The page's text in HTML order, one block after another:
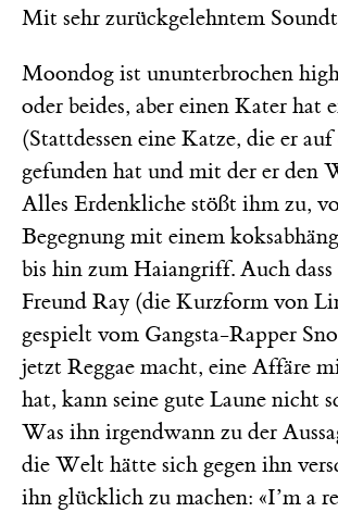
Mit sehr zurückgelehntem
Moondog ist ununterbrochen
oder beides, aber einen Kater hat
(Stattdessen eine Katze, die er
gefunden hat und mit der er den
Alles Erdenkliche stößt ihm zu,
Begegnung mit einem
bis hin zum Haiangriff. Auch dass
Freund Ray (die Kurzform von
gespielt vom Gangsta-Rapper
jetzt Reggae macht, eine Affäre
hat, kann seine gute Laune nicht
Was ihn irgendwann zu der
die Welt hätte sich gegen ihn
ihn glücklich zu machen: «I’m a